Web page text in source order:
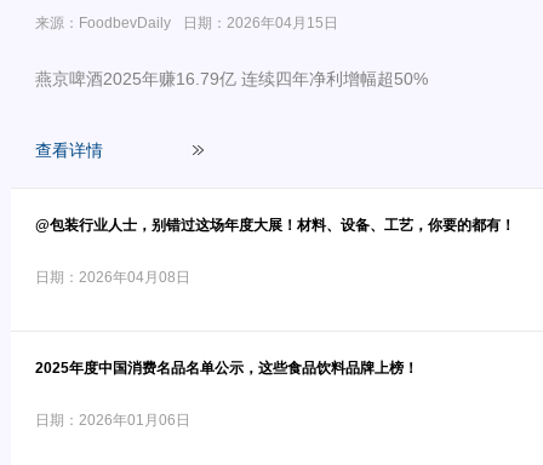
来源：FoodbevDaily 日期：2026年04月15日
燕京啤酒2025年赚16.79亿 连续四年净利增幅超50%
查看详情
@包装行业人士，别错过这场年度大展！材料、设备、工艺，你要的都有！
日期：2026年04月08日
2025年度中国消费名品名单公示，这些食品饮料品牌上榜！
日期：2026年01月06日